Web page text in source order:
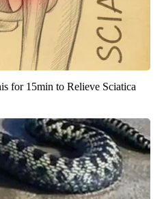
for 15min to Relieve Sciatica